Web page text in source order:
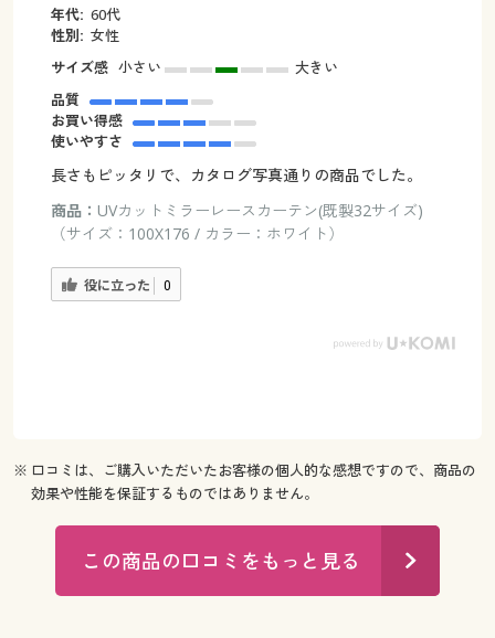
年代: 60代
性別: 女性
サイズ感 小さい
大きい
品質
お買い得感
使いやすさ
長さもピッタリで、カタログ写真通りの商品でした。
商品： UVカットミラーレースカーテン(既製32サイズ)
（サイズ：100X176 / カラー：ホワイト）
役に立った 0
※ 口コミは、ご購入いただいたお客様の個人的な感想ですので、商品の
効果や性能を保証するものではありません。
この商品の口コミをもっと見る